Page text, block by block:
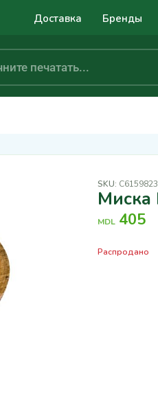
Доставка Бренды
SKU: C6159823
Миска
MDL 405
Распродано